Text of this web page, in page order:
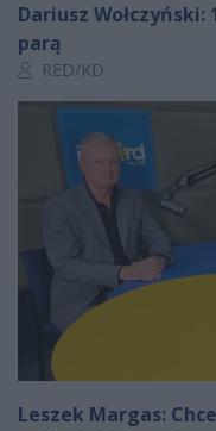
Dariusz Wołczyński:
parą
Autor artykułu:
RED/KD
Leszek Margas: